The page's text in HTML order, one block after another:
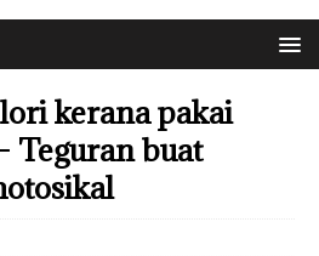
kerana pakai
Teguran buat